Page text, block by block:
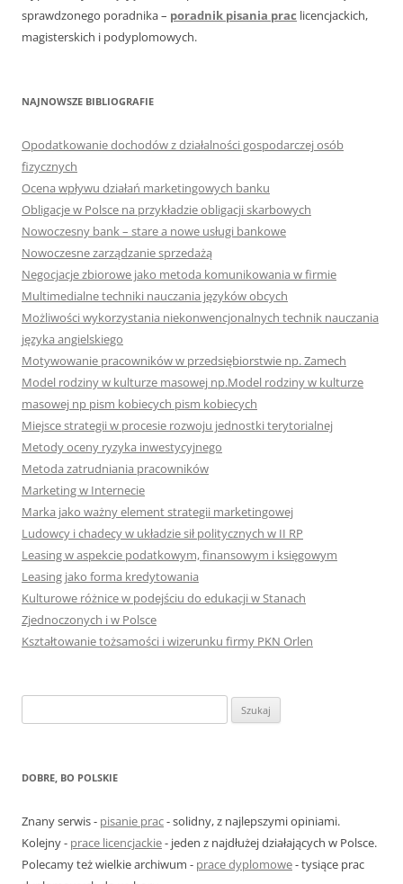
sprawdzonego poradnika – poradnik pisania prac licencjackich,
magisterskich i podyplomowych.
NAJNOWSZE BIBLIOGRAFIE
Opodatkowanie dochodów z działalności gospodarczej osób
fizycznych
Ocena wpływu działań marketingowych banku
Obligacje w Polsce na przykładzie obligacji skarbowych
Nowoczesny bank – stare a nowe usługi bankowe
Nowoczesne zarządzanie sprzedażą
Negocjacje zbiorowe jako metoda komunikowania w firmie
Multimedialne techniki nauczania języków obcych
Możliwości wykorzystania niekonwencjonalnych technik nauczania
języka angielskiego
Motywowanie pracowników w przedsiębiorstwie np. Zamech
Model rodziny w kulturze masowej np.Model rodziny w kulturze
masowej np pism kobiecych pism kobiecych
Miejsce strategii w procesie rozwoju jednostki terytorialnej
Metody oceny ryzyka inwestycyjnego
Metoda zatrudniania pracowników
Marketing w Internecie
Marka jako ważny element strategii marketingowej
Ludowcy i chadecy w układzie sił politycznych w II RP
Leasing w aspekcie podatkowym, finansowym i księgowym
Leasing jako forma kredytowania
Kulturowe różnice w podejściu do edukacji w Stanach
Zjednoczonych i w Polsce
Kształtowanie tożsamości i wizerunku firmy PKN Orlen
z
DOBRE, BO POLSKIE
Znany serwis - pisanie prac- solidny, z najlepszymi opiniami.
Kolejny - prace licencjackie- jeden z najdłużej działających w Polsce.
Polecamy też wielkie archiwum - prace dyplomowe- tysiące prac